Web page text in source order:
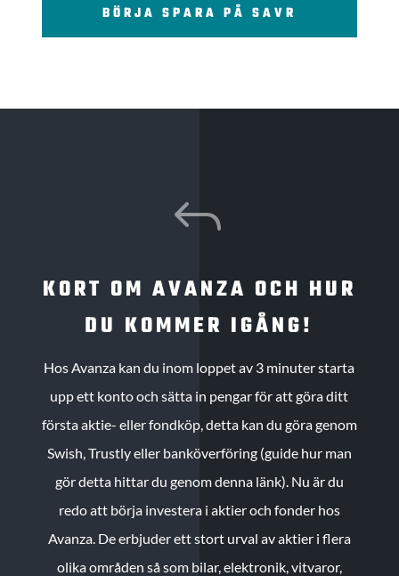
BÖRJA SPARA PÅ SAVR
J
KORT OM AVANZA OCH HUR
DU KOMMER IGÅNG!
Hos Avanza kan du inom loppet av 3 minuter starta
upp ett konto och sätta in pengar för att göra ditt
första aktie- eller fondköp, detta kan du göra genom
Swish, Trustly eller banköverföring (guide hur man
gör detta hittar du genom denna länk). Nu är du
redo att börja investera i aktier och fonder hos
Avanza. De erbjuder ett stort urval av aktier i flera
olika områden så som bilar, elektronik, vitvaror,